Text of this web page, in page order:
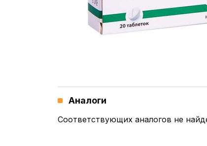
Аналоги
Соответствующих аналогов не